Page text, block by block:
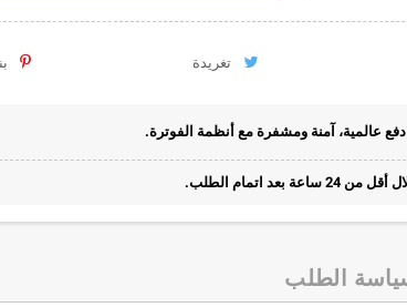
تغريدة
عالمية، آمنة ومشفرة مع أنظمة الفوترة.
ساعة بعد اتمام الطلب.
الطلب